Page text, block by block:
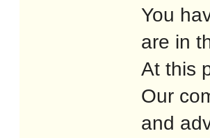
You
are in
At this
Our
and